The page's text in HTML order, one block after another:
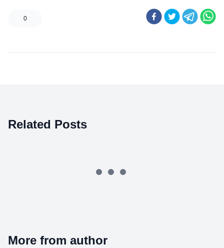
0
Related Posts
More from author